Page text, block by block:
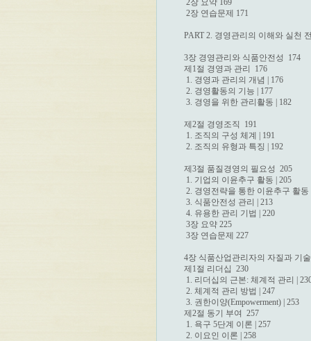
2장 요약 169
2장 연습문제 171
PART 2. 경영관리의 이해와 실천
3장 경영관리와 식품안전성  174
제1절 경영과 관리  176
1. 경영과 관리의 개념 | 176
2. 경영활동의 기능 | 177
3. 경영을 위한 관리활동 | 182
제2절 경영조직  191
1. 조직의 구성 체계 | 191
2. 조직의 유형과 특징 | 192
제3절 품질경영의 필요성  205
1. 기업의 이윤추구 활동 | 205
2. 경영전략을 통한 이윤추구 활동
3. 식품안전성 관리 | 213
4. 유용한 관리 기법 | 220
3장 요약 225
3장 연습문제 227
4장 식품산업관리자의 자질과 기
제1절 리더십  230
1. 리더십의 근본: 체계적 관리 |
2. 체계적 관리 방법 | 247
3. 권한이양(Empowerment) | 253
제2절 동기 부여  257
1. 욕구 5단계 이론 | 257
2. 이요인 이론 | 258